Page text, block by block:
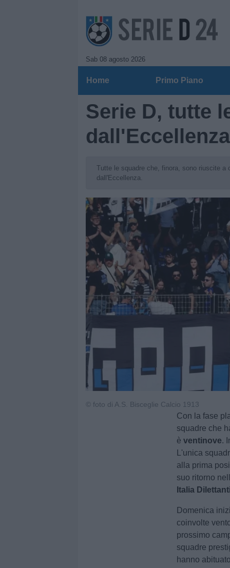
Sab 08 agosto 2026
Home Primo Piano
Serie D, tutte
dall'Eccellenza
Tutte le squadre che, finora, sono riuscite
dall'Eccellenza.
© foto di A.S. Bisceglie Calcio 1913
Con la fase
squadre che
èventinove.
L'unica
alla prima
suo ritorno
Italia Dilettanti
Domenica
coinvolte
prossimo
squadre
hanno